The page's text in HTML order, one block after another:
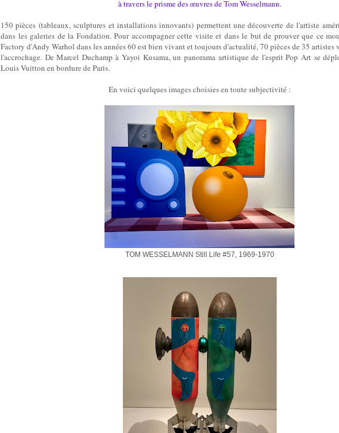
à travers le prisme des œuvres de Tom Wesselmann.
150 pièces (tableaux, sculptures et installations innovants) permettent une découverte de l'artiste
dans les galeries de la Fondation. Pour accompagner cette visite et dans le but de prouver que ce
Factory d'Andy Warhol dans les années 60 est bien vivant et toujours d'actualité, 70 pièces de 35 artistes
l'accrochage. De Marcel Duchamp à Yayoi Kusama, un panorama artistique de l'esprit Pop Art se
Louis Vuitton en bordure de Paris.
En voici quelques images choisies en toute subjectivité :
TOM WESSELMANN Still Life #57, 1969-1970